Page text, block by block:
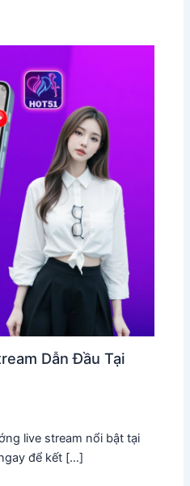
Dẫn Đầu Tại
live stream nổi bật tại
để kết […]